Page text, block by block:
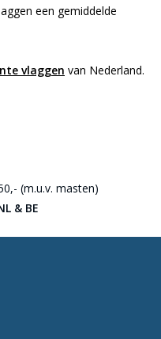
een gemiddelde
vlaggen van Nederland.
(m.u.v. masten)
& BE